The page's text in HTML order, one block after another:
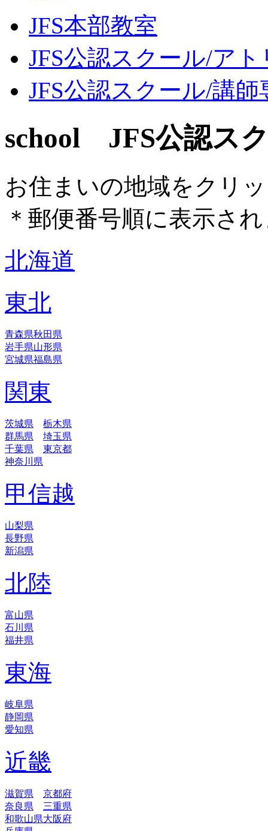
JFS本部教室
JFS公認スクール/アト
JFS公認スクール/講
school JFS公認ス
お住まいの地域をクリ
＊ 郵便番号順に表示さ
北海道
東北
青森県秋田県
岩手県山形県
宮城県福島県
関東
茨城県
栃木県
群馬県
埼玉県
千葉県
東京都
神奈川県
甲信越
山梨県
長野県
新潟県
北陸
富山県
石川県
福井県
東海
岐阜県
静岡県
愛知県
近畿
滋賀県
京都府
奈良県
三重県
和歌山県大阪府